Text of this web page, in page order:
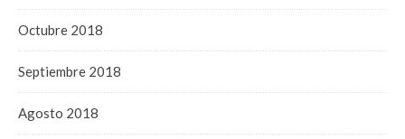
Octubre 2018
Septiembre 2018
Agosto 2018